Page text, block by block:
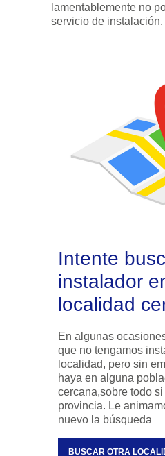
lamentablemente no
servicio de instalación.
Intente
instalador en
localidad
En algunas
que no tengamos instalador en su
localidad, pero sin
haya en alguna población
cercana,sobre todo
provincia. Le
nuevo la búsqueda
BUSCAR OTRA